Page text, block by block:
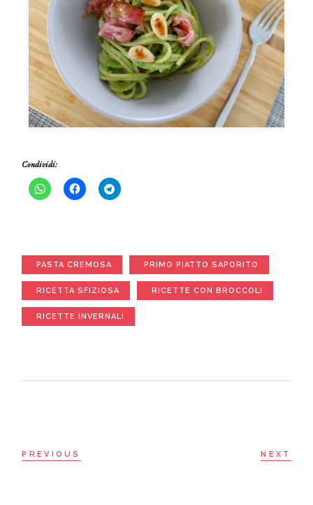
Condividi:
PASTA CREMOSA PRIMO PIATTO SAPORITO
RICETTA SFIZIOSA RICETTE CON BROCCOLI
RICETTE INVERNALI
PREVIOUS NEXT